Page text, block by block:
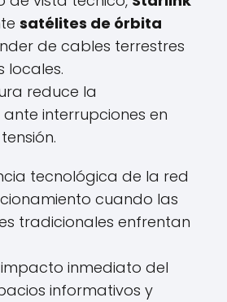
satélites de órbita
de cables terrestres
locales.
reduce la
interrupciones en
tecnológica de la red
cuando las
tradicionales enfrentan
impacto inmediato del
informativos y